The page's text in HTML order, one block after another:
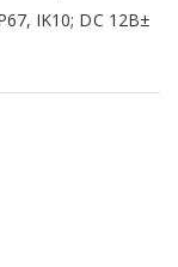
IK10; DC 12В±